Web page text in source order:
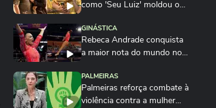
como 'Seu Luiz' moldou o
GINÁSTICA
Rebeca Andrade conquista
a maior nota do mundo no
PALMEIRAS
Palmeiras reforça combate à
violência contra a mulher